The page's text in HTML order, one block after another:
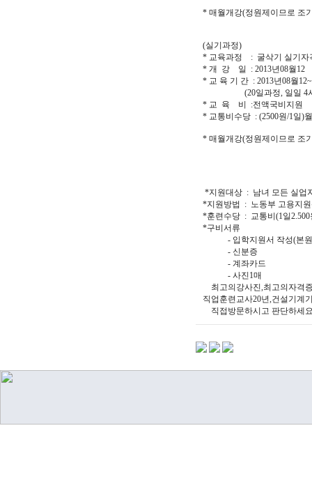
* 매월개강(정원제이므로 조
(실기과정)
* 교육과정 : 굴삭기 실기자
* 개 강 일 : 2013년08월12
* 교 육 기 간 : 2013년08월
(20일과정, 일일 4시
* 교 육 비 :전액국비지원
* 교통비수당 : (2500원/1일)
* 매월개강(정원제이므로 조
*지원대상 : 남녀 모든 실업
*지원방법 : 노동부 고용지원
*훈련수당 : 교통비(1일2.500
*구비서류
- 입학지원서 작성(본원
- 신분증
- 계좌카드
- 사진1매
최고의강사진,최고의자격
직업훈련교사20년,건설기계
직접방문하시고 판단하세